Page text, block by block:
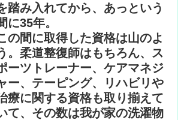
踏み入れてから、あっという
に35年。
の間に取得した資格は山のよ
。柔道整復師はもちろん、ス
ーツトレーナー、ケアマネジ
ー、テーピング、リハビリや
療に関する資格も取り揃えて
て、その数は我が家の洗濯物